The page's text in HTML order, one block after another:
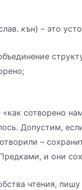
кън) – это
«как сотворено
Допустим,
–
и они
чтения,